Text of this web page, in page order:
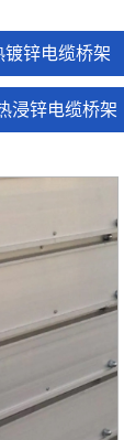
镀锌电缆桥架
浸锌电缆桥架